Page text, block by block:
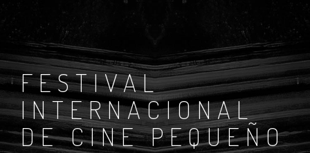
Skip
content
FESTIVAL
INTERNACIONAL
DE CINE PEQUEÑO